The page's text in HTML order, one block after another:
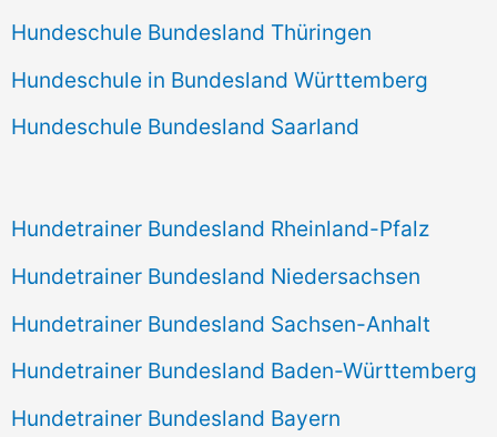
Hundeschule Bundesland Thüringen
Hundeschule in Bundesland Württemberg
Hundeschule Bundesland Saarland
Hundetrainer Bundesland Rheinland-Pfalz
Hundetrainer Bundesland Niedersachsen
Hundetrainer Bundesland Sachsen-Anhalt
Hundetrainer Bundesland Baden-Württemberg
Hundetrainer Bundesland Bayern